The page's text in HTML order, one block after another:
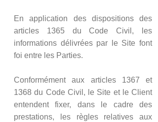
En application des dispositions des
articles 1365 du Code Civil, les
informations délivrées par le Site font
foi entre les Parties.
Conformément aux articles 1367 et
1368 du Code Civil, le Site et le Client
entendent fixer, dans le cadre des
prestations, les règles relatives aux